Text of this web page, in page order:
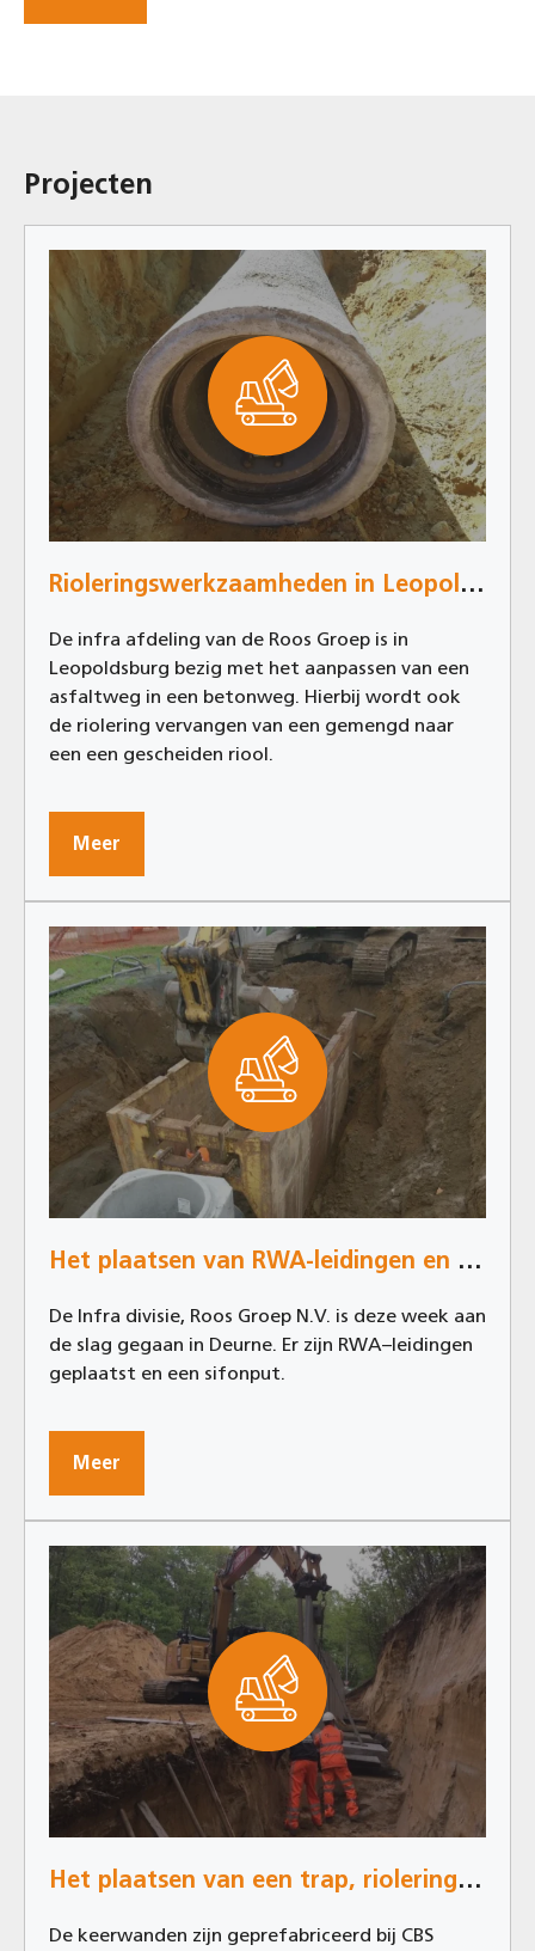
Projecten
Rioleringswerkzaamheden in Leopoldsburg
De infra afdeling van de Roos Groep is in
Leopoldsburg bezig met het aanpassen van een
asfaltweg in een betonweg. Hierbij wordt ook
de riolering vervangen van een gemengd naar
een een gescheiden riool.
Meer
Het plaatsen van RWA-leidingen en sifonput in Deurne
De Infra divisie, Roos Groep N.V. is deze week aan
de slag gegaan in Deurne. Er zijn RWA–leidingen
geplaatst en een sifonput.
Meer
Het plaatsen van een trap, riolering en keerwand
De keerwanden zijn geprefabriceerd bij CBS